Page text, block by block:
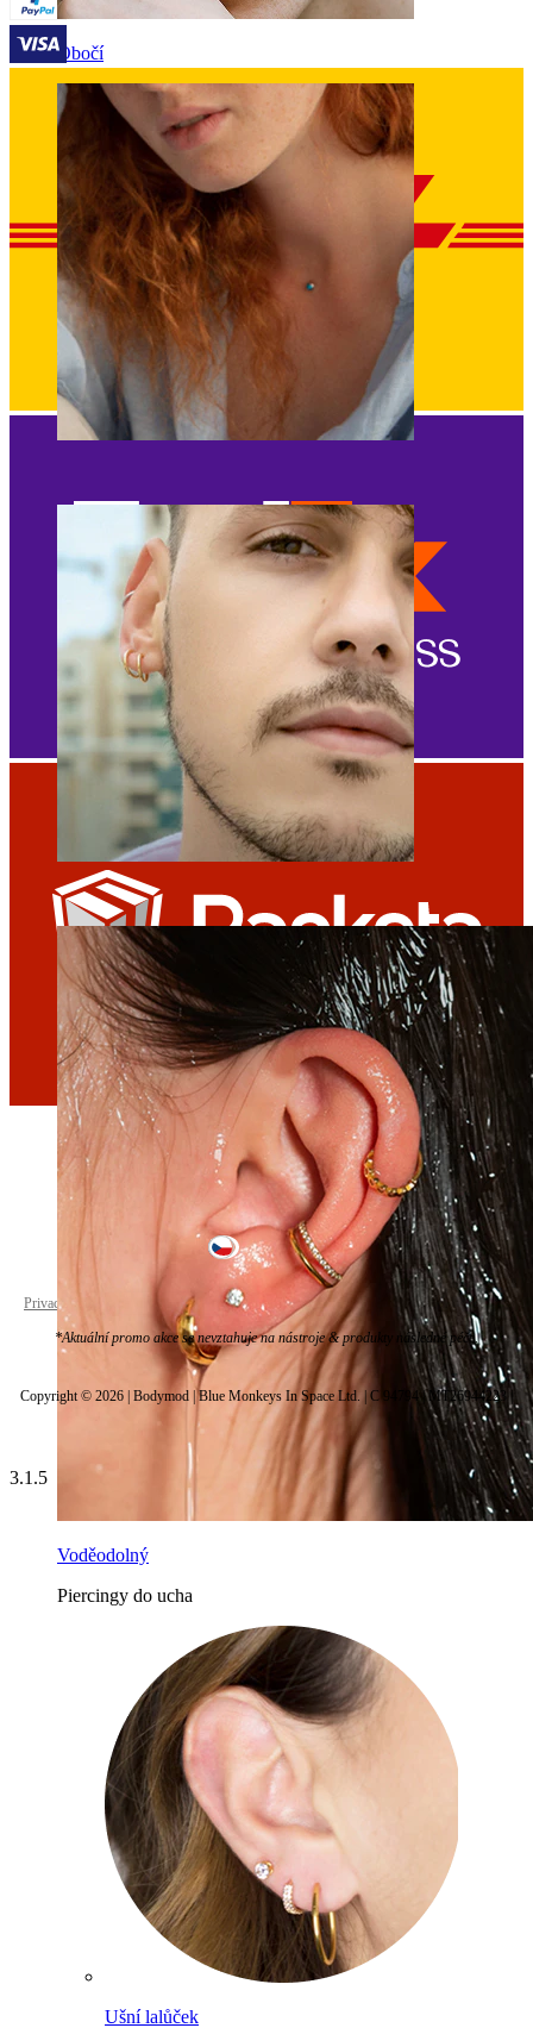
Obočí
Klipsy
Voděodolný
Piercingy do ucha
Ušní lalůček
Czechia
Privacy policy Cookie settings
*Aktuální promo akce se nevztahuje na nástroje & produkty následné péče.
Copyright © 2026 | Bodymod | Blue Monkeys In Space Ltd. | C 94794 | MT26944223 |
3.1.5